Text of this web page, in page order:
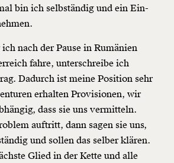
Weiter
1/3
bin ich selbständig und ein Ein-
nach der Pause in Rumänien
fahre, unterschreibe ich
Dadurch ist meine Position sehr
erhalten Provisionen, wir
dass sie uns vermitteln.
auftritt, dann sagen sie uns,
und sollen das selber klären.
Glied in der Kette und alle